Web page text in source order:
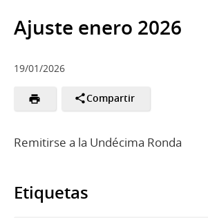
Ajuste enero 2026
19/01/2026
Compartir
Remitirse a la Undécima Ronda
Etiquetas